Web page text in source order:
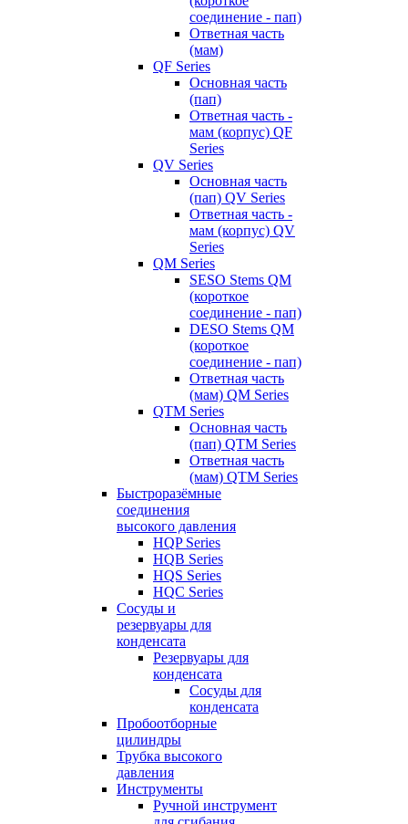
соединение - пап)
Ответная часть
(мам)
QF Series
Основная часть
(пап)
Ответная часть -
мам (корпус) QF
Series
QV Series
Основная часть
(пап) QV Series
Ответная часть -
мам (корпус) QV
Series
QM Series
SESO Stems QM
(короткое
соединение - пап)
DESO Stems QM
(короткое
соединение - пап)
Ответная часть
(мам) QM Series
QTM Series
Основная часть
(пап) QTM Series
Ответная часть
(мам) QTM Series
Быстроразёмные
соединения
высокого давления
HQP Series
HQB Series
HQS Series
HQC Series
Сосуды и
резервуары для
конденсата
Резервуары для
конденсата
Сосуды для
конденсата
Пробоотборные
цилиндры
Трубка высокого
давления
Инструменты
Ручной инструмент